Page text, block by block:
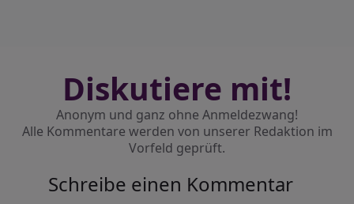
Diskutiere mit!
Anonym und ganz ohne Anmeldezwang!
Alle Kommentare werden von unserer Redaktion im
Vorfeld geprüft.
Schreibe einen Kommentar